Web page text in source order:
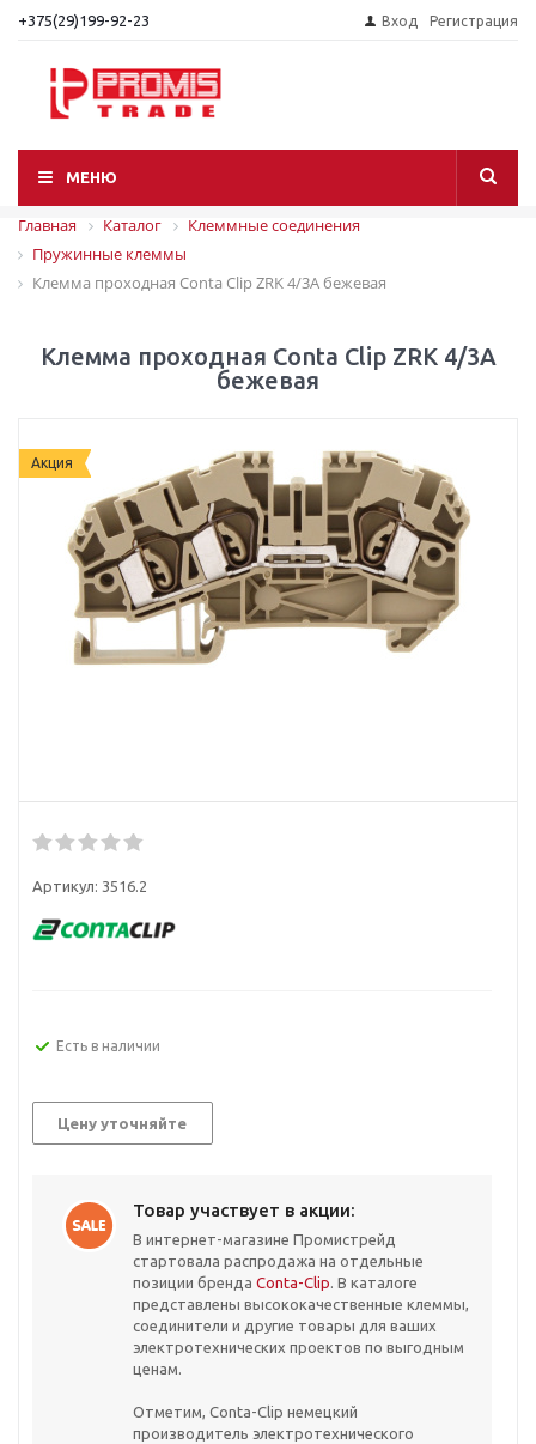
+375(29)199-92-23 Вход Регистрация
МЕНЮ
Главная Каталог
Клеммные соединения
Пружинные клеммы
Клемма проходная Conta Clip ZRK 4/3A бежевая
Клемма проходная Conta Clip ZRK 4/3A
бежевая
Акция
Артикул: 3516.2
Есть в наличии
Цену уточняйте
Товар участвует в акции:
В интернет-магазине Промистрейд
стартовала распродажа на отдельные
позиции бренда Conta-Clip. В каталоге
представлены высококачественные клеммы,
соединители и другие товары для ваших
электротехнических проектов по выгодным
ценам.
Отметим, Conta-Clip немецкий
производитель электротехнического